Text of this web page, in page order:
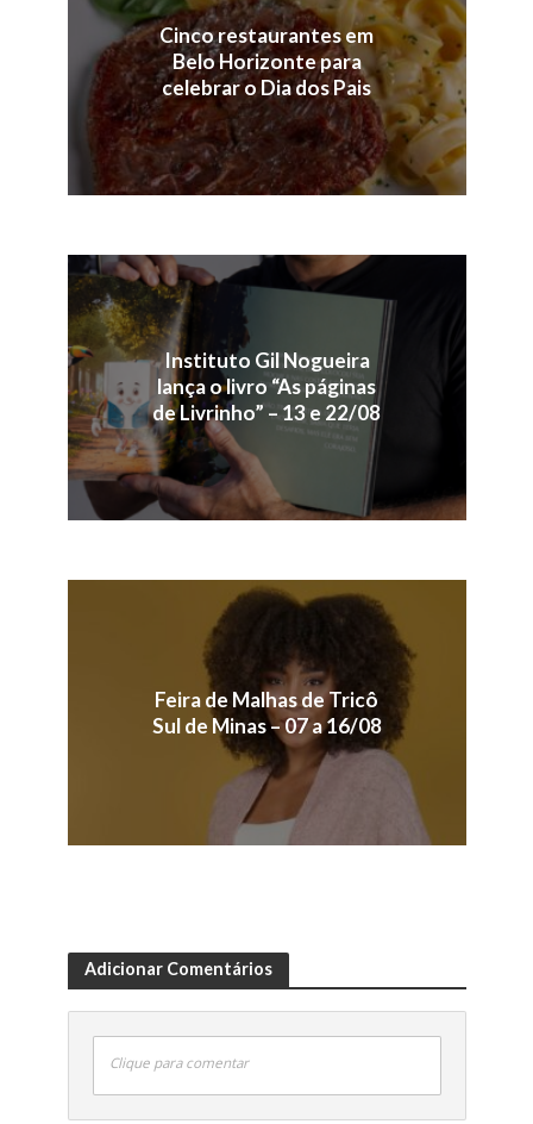
Cinco restaurantes em
Belo Horizonte para
celebrar o Dia dos Pais
Instituto Gil Nogueira
lança o livro “As páginas
de Livrinho” – 13 e 22/08
Feira de Malhas de Tricô
Sul de Minas – 07 a 16/08
Adicionar Comentários
Clique para comentar